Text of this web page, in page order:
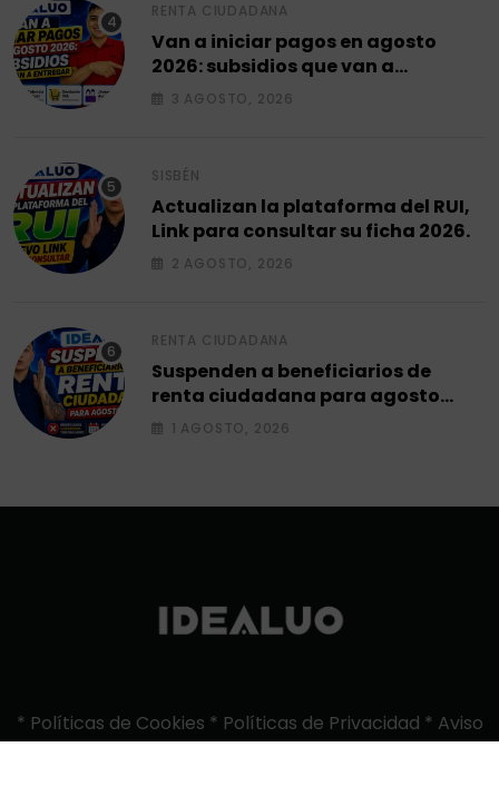
RENTA CIUDADANA
Van a iniciar pagos en agosto
2026: subsidios que van a
entregar.
3 AGOSTO, 2026
SISBÉN
Actualizan la plataforma del RUI,
Link para consultar su ficha 2026.
2 AGOSTO, 2026
RENTA CIUDADANA
Suspenden a beneficiarios de
renta ciudadana para agosto
2026.
1 AGOSTO, 2026
* Políticas de Cookies * Políticas de Privacidad * Aviso
Legal